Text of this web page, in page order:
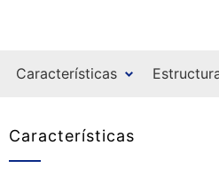
Características
Características